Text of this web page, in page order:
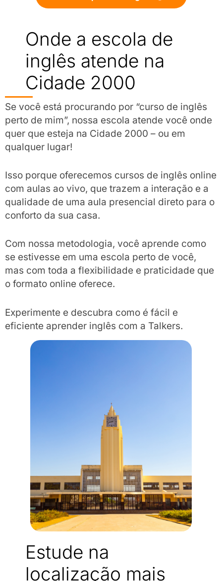
Onde a escola de
inglês atende na
Cidade 2000
Se você está procurando por “curso de inglês
perto de mim”, nossa escola atende você onde
quer que esteja na Cidade 2000 – ou em
qualquer lugar!
Isso porque oferecemos cursos de inglês online
com aulas ao vivo, que trazem a interação e a
qualidade de uma aula presencial direto para o
conforto da sua casa.
Com nossa metodologia, você aprende como
se estivesse em uma escola perto de você,
mas com toda a flexibilidade e praticidade que
o formato online oferece.
Experimente e descubra como é fácil e
eficiente aprender inglês com a Talkers.
Estude na
localização mais